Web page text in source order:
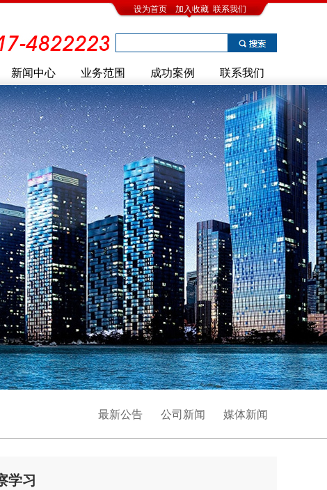
设为首页 加入收藏 联系我们
新闻中心 业务范围 成功案例 联系我们
最新公告 公司新闻 媒体新闻
学习